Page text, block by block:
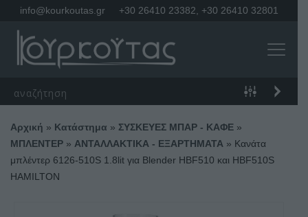
info@kourkoutas.gr +30 26410 23382 +30 26410 32801
Αρχική » Κατάστημα » ΣΥΣΚΕΥΕΣ ΜΠΑΡ - ΚΑΦΕ »
ΜΠΛΕΝΤΕΡ » ΑΝΤΑΛΛΑΚΤΙΚΑ - ΕΞΑΡΤΗΜΑΤΑ » Κανάτα
μπλέντερ 6126-510S 1.8lit για Blender ΗBF510 και HBF510S
HAMILTON